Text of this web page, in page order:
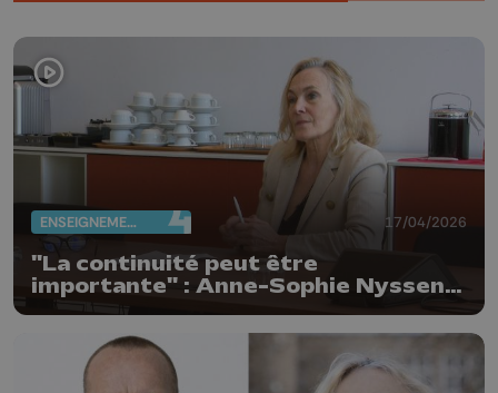
ENSEIGNEMENT 17/04/2026
"La continuité peut être
importante" : Anne-Sophie Nyssen